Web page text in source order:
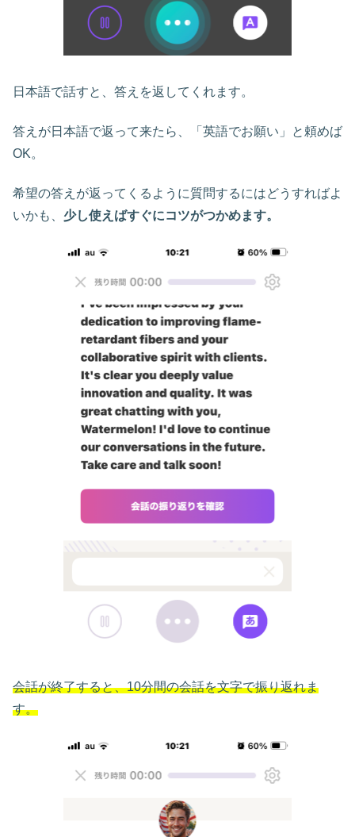
日本語で話すと、答えを返してくれます。
答えが日本語で返って来たら、「英語でお願い」と頼めば
OK。
希望の答えが返ってくるように質問するにはどうすればよ
いかも、 少し使えばすぐにコツがつかめます。
会話が終了すると、10分間の会話を文字で振り返れま
す。